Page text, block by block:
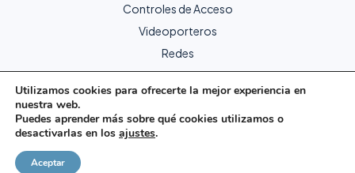
Controles de Acceso
Videoporteros
Redes
Copyright © 2024 Protecme Seguridad. Todos los derechos
reservados.
Utilizamos cookies para ofrecerte la mejor experiencia en
nuestra web.
Puedes aprender más sobre qué cookies utilizamos o
desactivarlas en los ajustes.
Aceptar